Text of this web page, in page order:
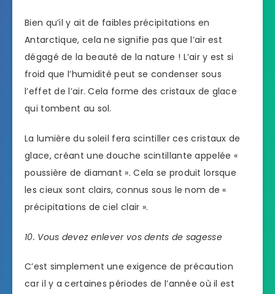
Bien qu’il y ait de faibles précipitations en
Antarctique, cela ne signifie pas que l’air est
dégagé de la beauté de la nature ! L’air y est si
froid que l’humidité peut se condenser sous
l’effet de l’air. Cela forme des cristaux de glace
qui tombent au sol.
La lumière du soleil fera scintiller ces cristaux de
glace, créant une douche scintillante appelée «
poussière de diamant ». Cela se produit lorsque
les cieux sont clairs, connus sous le nom de «
précipitations de ciel clair ».
10. Vous devez enlever vos dents de sagesse
C’est simplement une exigence de précaution
car il y a certaines périodes de l’année où il est